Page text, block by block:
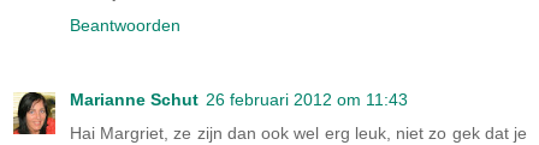
Beantwoorden
Marianne Schut 26 februari 2012 om 11:43
Hai Margriet, ze zijn dan ook wel erg leuk, niet zo gek dat je